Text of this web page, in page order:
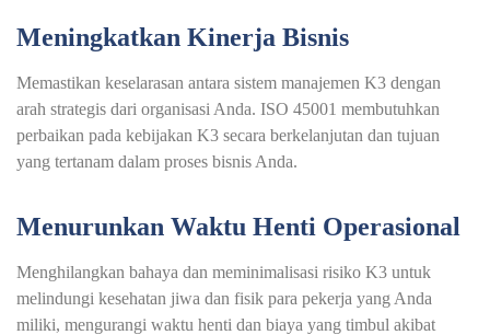
Meningkatkan Kinerja Bisnis
Memastikan keselarasan antara sistem manajemen K3 dengan
arah strategis dari organisasi Anda. ISO 45001 membutuhkan
perbaikan pada kebijakan K3 secara berkelanjutan dan tujuan
yang tertanam dalam proses bisnis Anda.
Menurunkan Waktu Henti Operasional
Menghilangkan bahaya dan meminimalisasi risiko K3 untuk
melindungi kesehatan jiwa dan fisik para pekerja yang Anda
miliki, mengurangi waktu henti dan biaya yang timbul akibat